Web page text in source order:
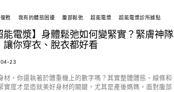
甦 我有的體態困擾 腹部鬆弛 超能電漿 超能電漿診所據點
能電漿】身體鬆弛如何變緊實？緊膚神隊
讓你穿衣、脫衣都好看
23
材，你還執著於體重機上的數字嗎？其實整體體態、線條和
實度才是造就美好身材的關鍵，尤其是產後媽媽，面對腹部